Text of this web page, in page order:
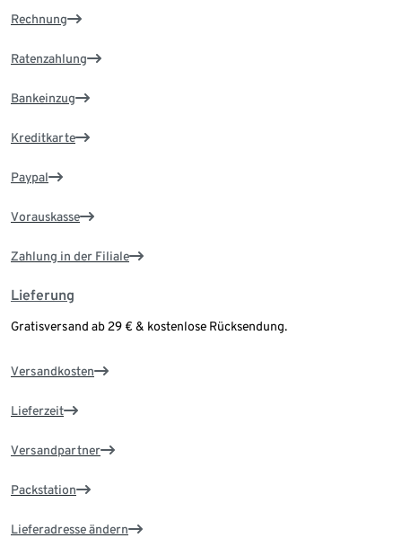
Rechnung
Ratenzahlung
Bankeinzug
Kreditkarte
Paypal
Vorauskasse
Zahlung in der Filiale
Lieferung
Gratisversand ab 29 € & kostenlose Rücksendung.
Versandkosten
Lieferzeit
Versandpartner
Packstation
Lieferadresse ändern